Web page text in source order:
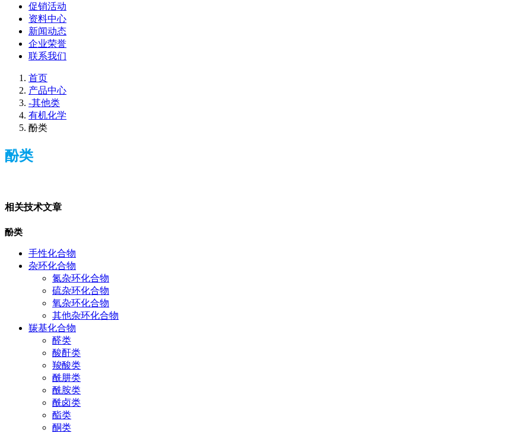
促销活动
资料中心
新闻动态
企业荣誉
联系我们
首页
产品中心
-其他类
有机化学
酚类
酚类
相关技术文章
酚类
手性化合物
杂环化合物
氮杂环化合物
硫杂环化合物
氧杂环化合物
其他杂环化合物
羰基化合物
醛类
酸酐类
羧酸类
酰肼类
酰胺类
酰卤类
酯类
酮类